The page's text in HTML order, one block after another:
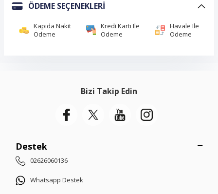
ÖDEME SEÇENEKLERI
Kapıda Nakit
Ödeme
Kredi Kartı Ile
Ödeme
Havale Ile
Ödeme
Bizi Takip Edin
Destek
02626060136
Whatsapp Destek